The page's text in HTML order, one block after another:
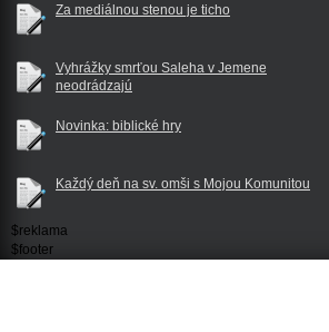
Za mediálnou stenou je ticho
Vyhrážky smrťou Saleha v Jemene
neodrádzajú
Novinka: biblické hry
Každý deň na sv. omši s Mojou Komunitou
$reklama
$footer